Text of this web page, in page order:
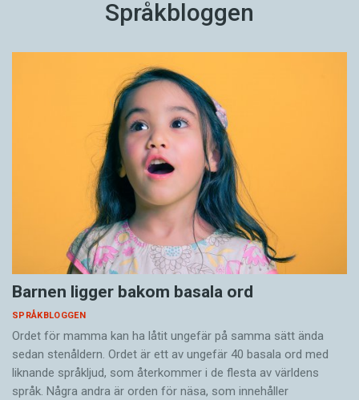
Språkbloggen
Barnen ligger bakom basala ord
SPRÅKBLOGGEN
Ordet för mamma kan ha låtit ungefär på samma sätt ända
sedan stenåldern. Ordet är ett av ungefär 40 basala ord med
liknande språkljud, som återkommer i de flesta av världens
språk. Några andra är orden för näsa, som innehåller